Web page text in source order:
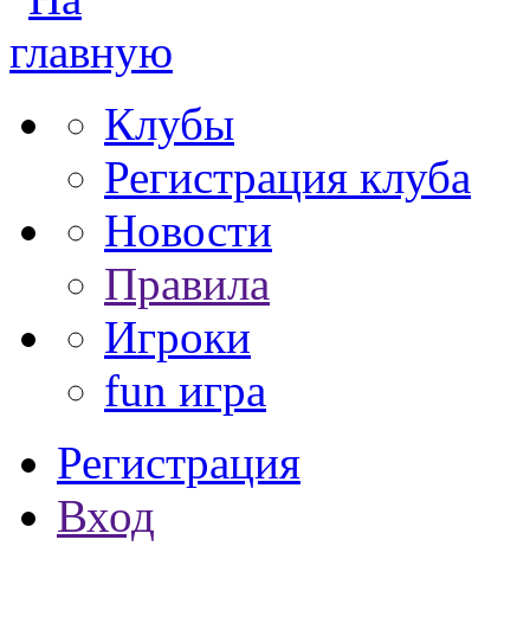
Клубы
Регистрация клуба
Новости
Правила
Игроки
fun игра
Регистрация
Вход